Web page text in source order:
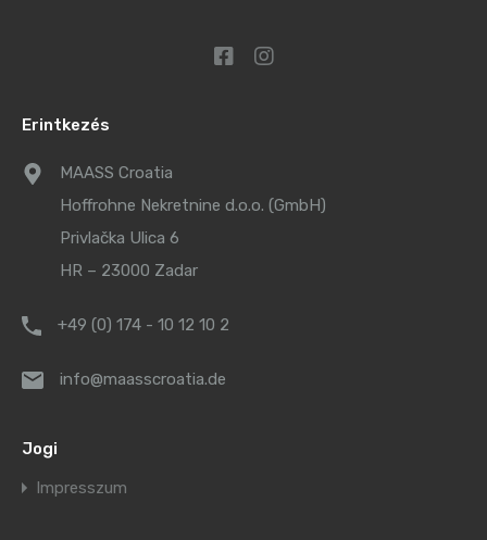
Erintkezés
MAASS Croatia
Hoffrohne Nekretnine d.o.o. (GmbH)
Privlačka Ulica 6
HR – 23000 Zadar
+49 (0) 174 - 10 12 10 2
info@maasscroatia.de
Jogi
Impresszum